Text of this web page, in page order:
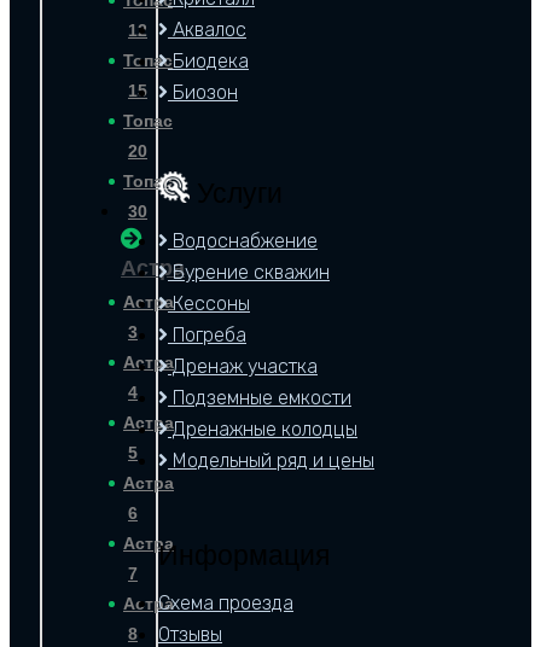
12
Топас
15
Топас
20
Топас
30
Астра
Астра
3
Астра
4
Астра
5
Астра
6
Астра
7
Астра
8
Аквалос
Биодека
Биозон
Водоснабжение
Бурение скважин
Кессоны
Погреба
Дренаж участка
Подземные емкости
Дренажные колодцы
Модельный ряд и цены
Информация
Схема проезда
Отзывы